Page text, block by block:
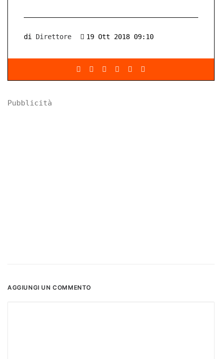
di Direttore 19 Ott 2018 09:10
Pubblicità
AGGIUNGI UN COMMENTO